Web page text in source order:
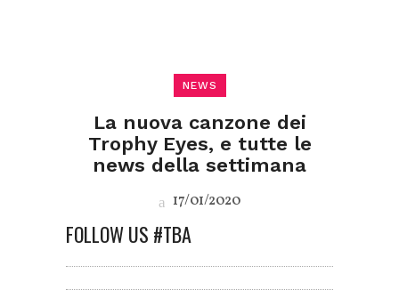
NEWS
La nuova canzone dei
Trophy Eyes, e tutte le
news della settimana
17/01/2020
FOLLOW US #TBA